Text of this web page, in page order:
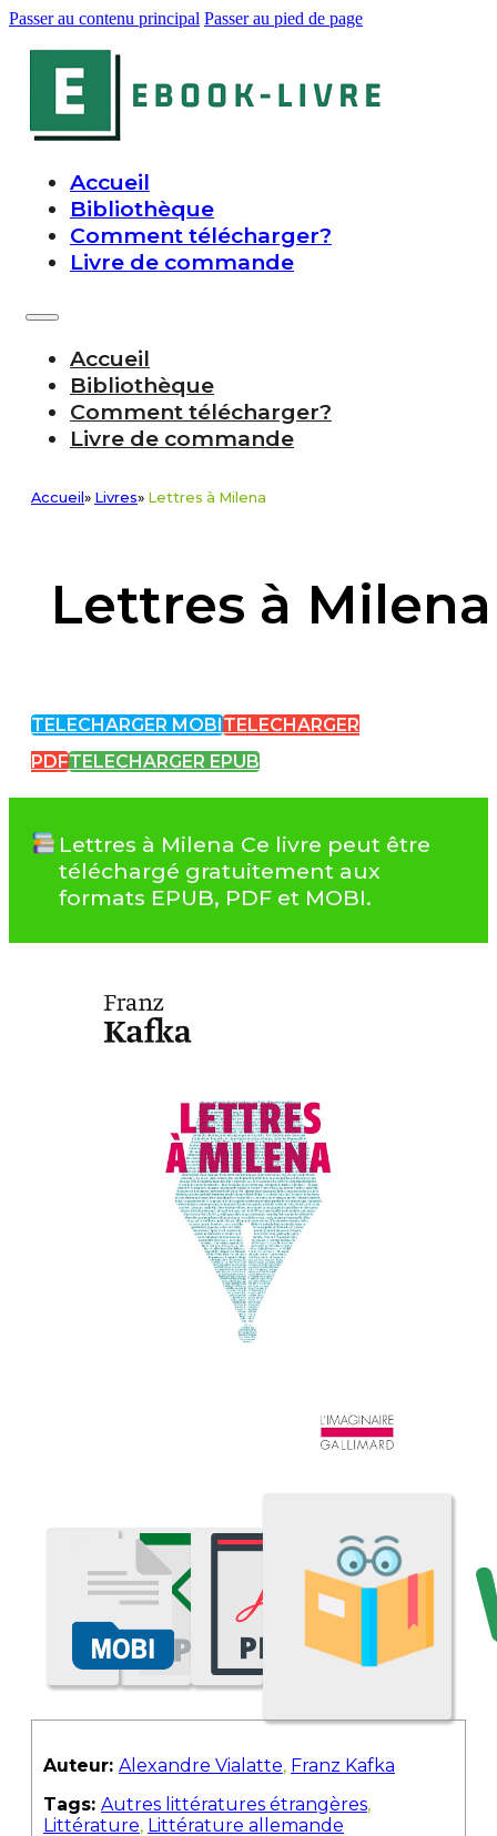
Passer au contenu principal Passer au pied de page
Accueil
Bibliothèque
Comment télécharger?
Livre de commande
Accueil
Bibliothèque
Comment télécharger?
Livre de commande
Accueil » Livres» Lettres à Milena
Lettres à Milena
TELECHARGER MOBI TELECHARGER
PDFTELECHARGER EPUB
Lettres à Milena Ce livre peut être
téléchargé gratuitement aux
formats EPUB, PDF et MOBI.
Auteur: Alexandre Vialatte, Franz Kafka
Tags: Autres littératures étrangères,
Littérature, Littérature allemande